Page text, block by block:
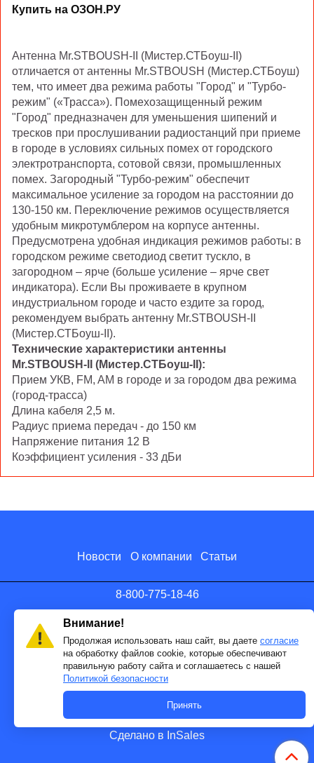
Купить на ОЗОН.РУ
Антенна Mr.STBOUSH-II (Мистер.СТБоуш-II)
отличается от антенны Mr.STBOUSH (Мистер.СТБоуш)
тем, что имеет два режима работы "Город" и "Турбо-
режим" («Трасса»). Помехозащищенный режим
"Город" предназначен для уменьшения шипений и
тресков при прослушивании радиостанций при приеме
в городе в условиях сильных помех от городского
электротранспорта, сотовой связи, промышленных
помех. Загородный "Турбо-режим" обеспечит
максимальное усиление за городом на расстоянии до
130-150 км. Переключение режимов осуществляется
удобным микротумблером на корпусе антенны.
Предусмотрена удобная индикация режимов работы: в
городском режиме светодиод светит тускло, в
загородном – ярче (больше усиление – ярче свет
индикатора). Если Вы проживаете в крупном
индустриальном городе и часто ездите за город,
рекомендуем выбрать антенну Mr.STBOUSH-II
(Мистер.СТБоуш-II).
Технические характеристики антенны
Mr.STBOUSH-II (Мистер.СТБоуш-II):
Прием УКВ, FM, AM в городе и за городом два режима
(город-трасса)
Длина кабеля 2,5 м.
Радиус приема передач - до 150 км
Напряжение питания 12 В
Коэффициент усиления - 33 дБи
Новости О компании Статьи
8-800-775-18-46
info@antenna.ru
Сделано в InSales
Внимание!
Продолжая использовать наш сайт, вы даете согласие
на обработку файлов cookie, которые обеспечивают
правильную работу сайта и соглашаетесь с нашей
Политикой безопасности
Принять